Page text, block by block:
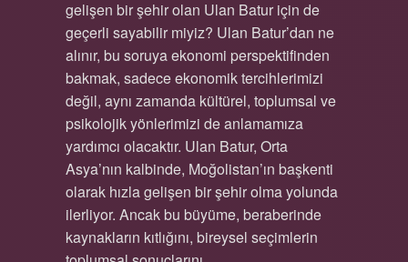
gelişen bir şehir olan Ulan Batur için de
geçerli sayabilir miyiz? Ulan Batur’dan ne
alınır, bu soruya ekonomi perspektifinden
bakmak, sadece ekonomik tercihlerimizi
değil, aynı zamanda kültürel, toplumsal ve
psikolojik yönlerimizi de anlamamıza
yardımcı olacaktır. Ulan Batur, Orta
Asya’nın kalbinde, Moğolistan’ın başkenti
olarak hızla gelişen bir şehir olma yolunda
ilerliyor. Ancak bu büyüme, beraberinde
kaynakların kıtlığını, bireysel seçimlerin